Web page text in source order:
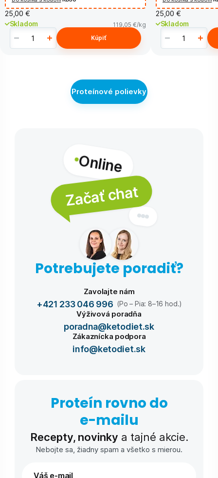
25,00 €
Skladom 119,05 €/kg
Kúpiť
25,00 €
Skladom
Proteínové polievky
Online
Začať chat
Potrebujete poradiť?
Zavolajte nám
+421 233 046 996 (Po – Pia: 8–16 hod.)
Výživová poradňa
poradna@ketodiet.sk
Zákaznícka podpora
info@ketodiet.sk
Proteín rovno do
e-⁠mailu
Recepty, novinky a tajné akcie.
Nebojte sa, žiadny spam a všetko s mierou.